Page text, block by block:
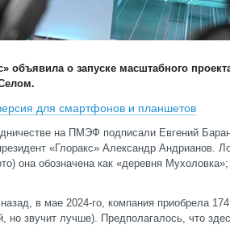
объявила о запуске масштабного
для смартфонов и планшетов
на ПМЭФ подписали Евгений
«Глоракс» Александр Андрианов.
она обозначена как «деревня
в мае 2024-го, компания приобрела
но звучит лучше). Предполагалось, что